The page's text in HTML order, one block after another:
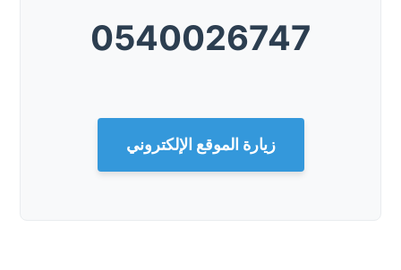
0540026747
زيارة الموقع الإلكتروني